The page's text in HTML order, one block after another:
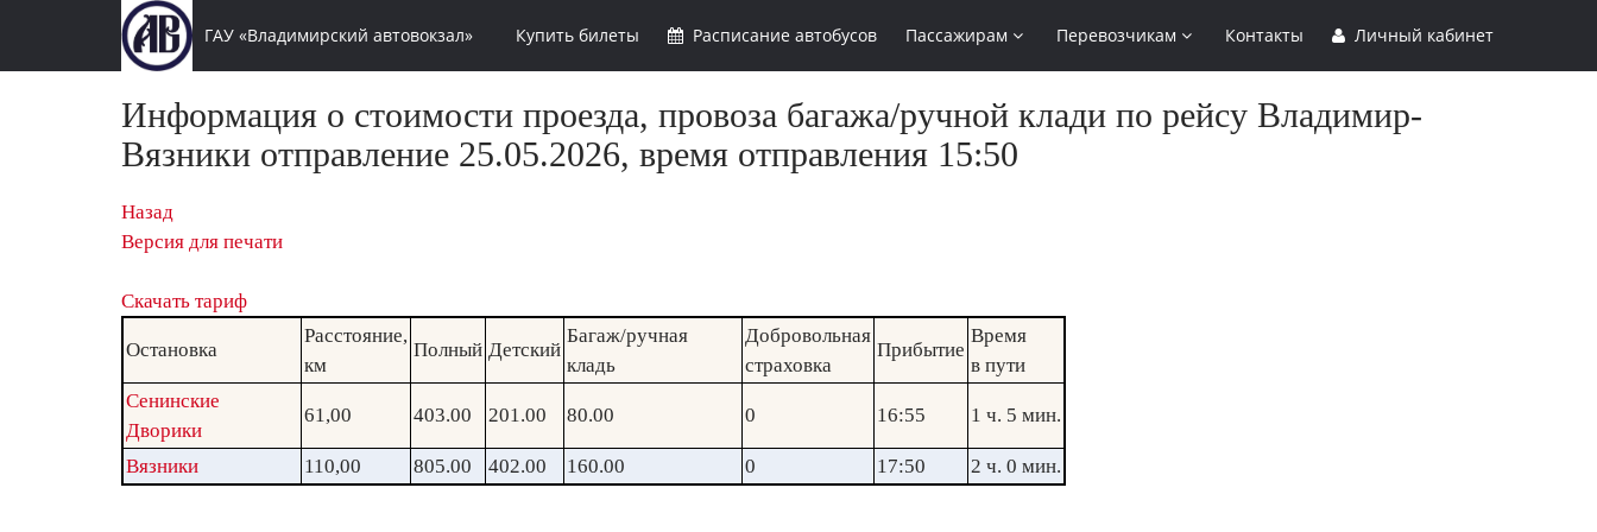
ГАУ «Владимирский автовокзал» Купить билеты Расписание автобусов Пассажирам Перевозчикам Контакты Личный кабинет
Информация о стоимости проезда, провоза багажа/ручной клади по рейсу Владимир-
Вязники отправление 25.05.2026, время отправления 15:50
Назад
Версия для печати
Скачать тариф
Остановка
Расстояние,
км
Полный Детский
Багаж/ручная
кладь
Добровольная
страховка
Прибытие
Время
в пути
Сенинские
Дворики
61,00 403.00 201.00 80.00 0 16:55 1 ч. 5 мин.
Вязники 110,00 805.00 402.00 160.00 0 17:50 2 ч. 0 мин.